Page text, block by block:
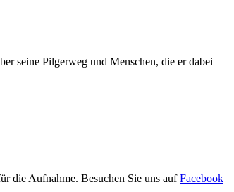
seine Pilgerweg und Menschen, die er dabei
die Aufnahme. Besuchen Sie uns aufFacebook